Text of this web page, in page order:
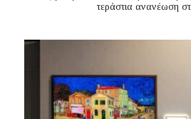
τεράστια ανανέωση